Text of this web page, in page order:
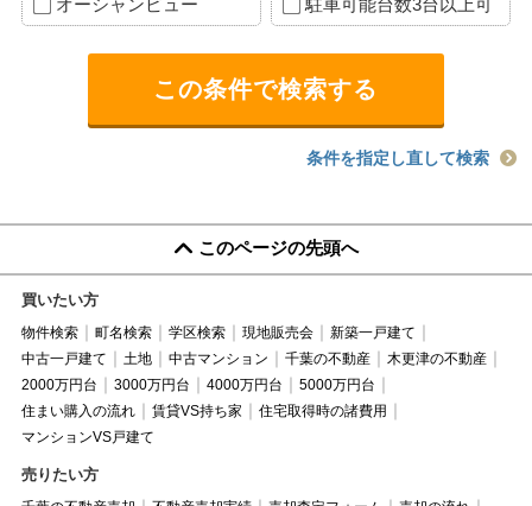
オーシャンビュー 駐車可能台数3台以上可
条件を指定し直して検索
このページの先頭へ
買いたい方
物件検索 町名検索 学区検索 現地販売会
新築一戸建て
中古一戸建て
土地 中古マンション 千葉の不動産
木更津の不動産
2000万円台
3000万円台 4000万円台
5000万円台
住まい購入の流れ
賃貸VS持ち家
住宅取得時の諸費用
マンションVS戸建て
売りたい方